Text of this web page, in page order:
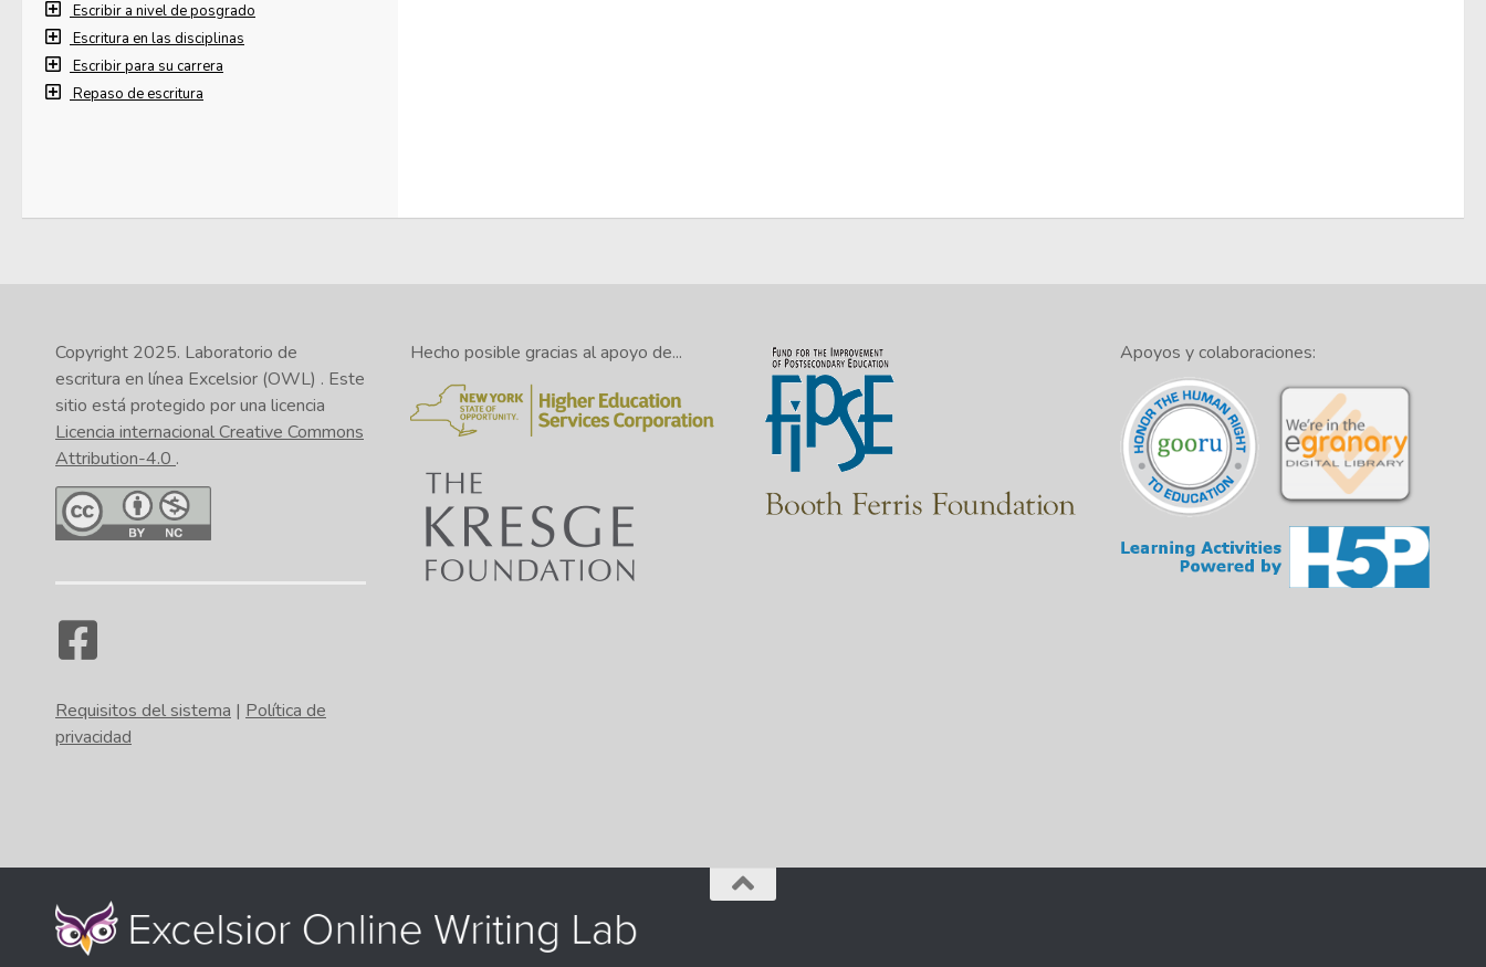
Escribir a nivel de posgrado
Escritura en las disciplinas
Escribir para su carrera
Repaso de escritura
Copyright 2025. Laboratorio de
escritura en línea Excelsior (OWL) . Este
sitio está protegido por una licencia
Licencia internacional Creative Commons
Attribution-4.0 .
Requisitos del sistema | Política de
privacidad
Hecho posible gracias al apoyo de... Apoyos y colaboraciones: